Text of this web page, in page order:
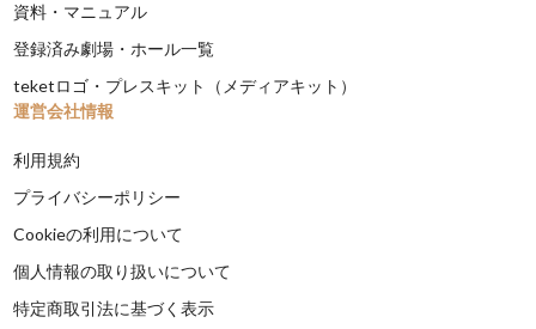
資料・マニュアル
登録済み劇場・ホール一覧
teketロゴ・プレスキット（メディアキット）
運営会社情報
利用規約
プライバシーポリシー
Cookieの利用について
個人情報の取り扱いについて
特定商取引法に基づく表示